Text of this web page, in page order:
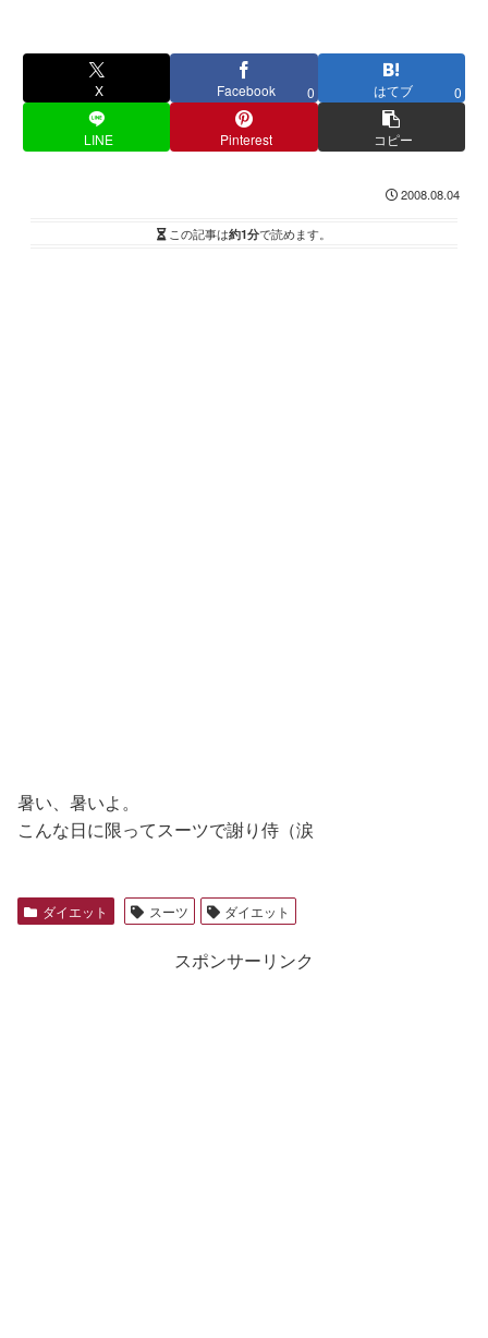
X Facebook 0 はてブ 0
LINE Pinterest コピー
2008.08.04
この記事は約1分で読めます。
暑い、暑いよ。
こんな日に限ってスーツで謝り侍（涙
ダイエット スーツ ダイエット
スポンサーリンク